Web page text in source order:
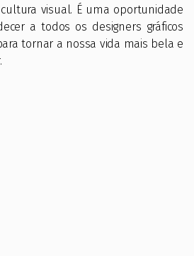
visual. É uma oportunidade
a todos os designers gráficos
tornar a nossa vida mais bela e